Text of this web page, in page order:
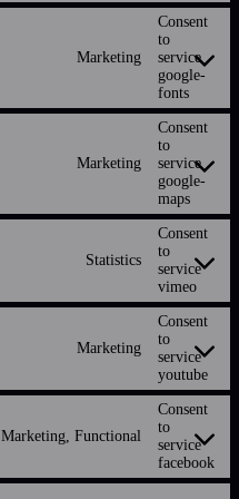
Marketing
Consent
to
service
google-
fonts
Marketing
Consent
to
service
google-
maps
Statistics
Consent
to
service
vimeo
Marketing
Consent
to
service
youtube
Marketing, Functional
Consent
to
service
facebook